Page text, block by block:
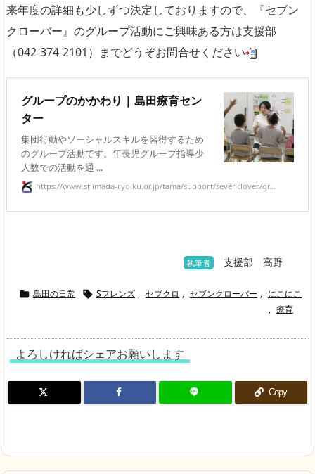
来年度の詳細も少しずつ決定しておりますので、『セブン
クローバー』のグループ活動にご興味ある方は支援部
（042-374-2101）までどうぞお問合せください
グループのかかわり | 島田療育セン
ター
集団行動やソーシャルスキルを習得するため
のグループ活動です。年長児グループ指導少
人数での活動を通 ...
https://www.shimada-ryoiku.or.jp/tama/support/sevenclover/gr...
執筆者 支援部 高野
 島田の日常  Sフレンズ , セブクロ , セブンクローバー , にこにこ
, 療育
よろしければシェアお願いします
Copy